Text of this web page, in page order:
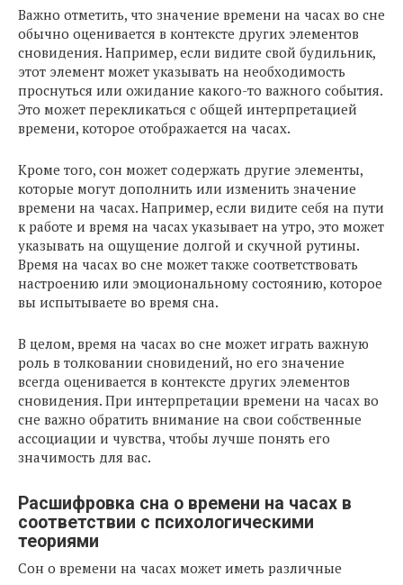
Важно отметить, что значение времени на часах во сне
обычно оценивается в контексте других элементов
сновидения. Например, если видите свой будильник,
этот элемент может указывать на необходимость
проснуться или ожидание какого-то важного события.
Это может перекликаться с общей интерпретацией
времени, которое отображается на часах.
Кроме того, сон может содержать другие элементы,
которые могут дополнить или изменить значение
времени на часах. Например, если видите себя на пути
к работе и время на часах указывает на утро, это может
указывать на ощущение долгой и скучной рутины.
Время на часах во сне может также соответствовать
настроению или эмоциональному состоянию, которое
вы испытываете во время сна.
В целом, время на часах во сне может играть важную
роль в толковании сновидений, но его значение
всегда оценивается в контексте других элементов
сновидения. При интерпретации времени на часах во
сне важно обратить внимание на свои собственные
ассоциации и чувства, чтобы лучше понять его
значимость для вас.
Расшифровка сна о времени на часах в
соответствии с психологическими
теориями
Сон о времени на часах может иметь различные